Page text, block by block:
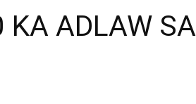
KA ADLAW SA